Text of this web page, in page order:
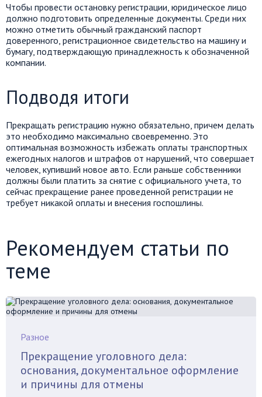
Чтобы провести остановку регистрации, юридическое лицо
должно подготовить определенные документы. Среди них
можно отметить обычный гражданский паспорт
доверенного, регистрационное свидетельство на машину и
бумагу, подтверждающую принадлежность к обозначенной
компании.
Подводя итоги
Прекращать регистрацию нужно обязательно, причем делать
это необходимо максимально своевременно. Это
оптимальная возможность избежать оплаты транспортных
ежегодных налогов и штрафов от нарушений, что совершает
человек, купивший новое авто. Если раньше собственники
должны были платить за снятие с официального учета, то
сейчас прекращение ранее проведенной регистрации не
требует никакой оплаты и внесения госпошлины.
Рекомендуем статьи по
теме
Разное
Прекращение уголовного дела:
основания, документальное оформление
и причины для отмены